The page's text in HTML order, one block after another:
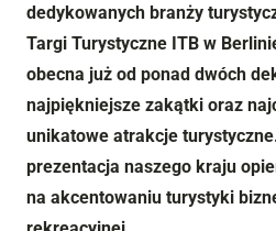
dedykowanych branży
Targi Turystyczne ITB w
obecna już od ponad dwóch
najpiękniejsze zakątki oraz
unikatowe atrakcje
prezentacja naszego kraju
na akcentowaniu turystyki